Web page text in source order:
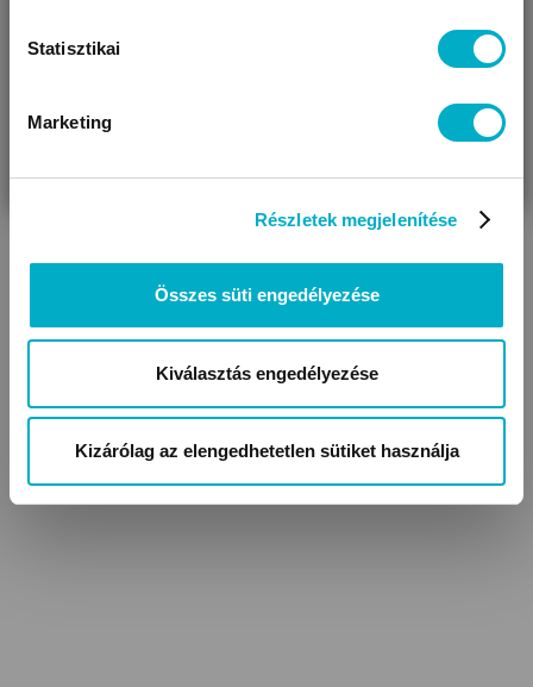
Statisztikai
Marketing
Részletek megjelenítése
Összes süti engedélyezése
Kiválasztás engedélyezése
Kizárólag az elengedhetetlen sütiket használja
Lábfejes baba nadrágok
kocsikabátok
VÁRANDÓS
AJÁNDÉKOT